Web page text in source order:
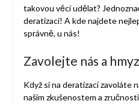
takovou věcí udělat?
deratizaci! A kde najdete
správně, u nás!
Zavolejte nás a
Když si na deratizaci zavoláte
našim zkušenostem a